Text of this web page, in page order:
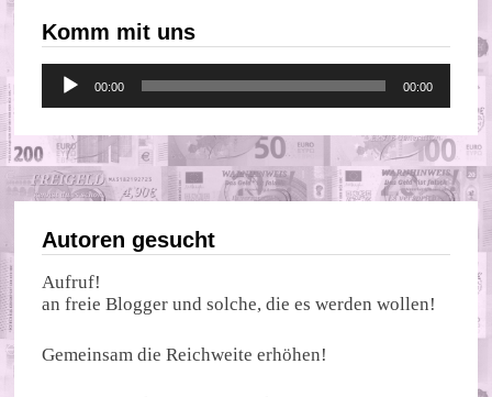
Komm mit uns
Audio-
Player
00:00 00:00
Autoren gesucht
Aufruf!
an freie Blogger und solche, die es werden wollen!
Gemeinsam die Reichweite erhöhen!